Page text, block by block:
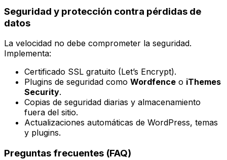
Seguridad y protección contra pérdidas de
datos
La velocidad no debe comprometer la seguridad.
Implementa:
Certificado SSL gratuito (Let’s Encrypt).
Plugins de seguridad como Wordfence o iThemes
Security.
Copias de seguridad diarias y almacenamiento
fuera del sitio.
Actualizaciones automáticas de WordPress, temas
y plugins.
Preguntas frecuentes (FAQ)